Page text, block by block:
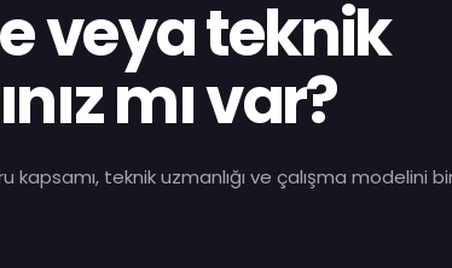
veya teknik
mı var?
kapsamı, teknik uzmanlığı ve çalışma modelini